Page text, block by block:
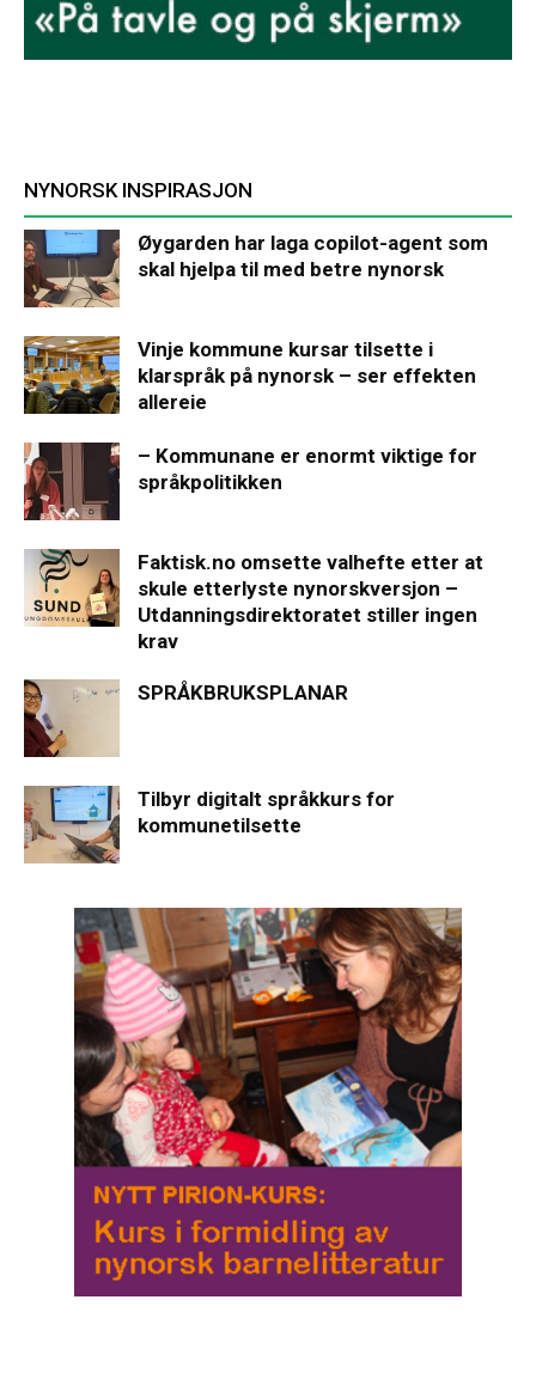
NYNORSK INSPIRASJON
Øygarden har laga copilot-agent som
skal hjelpa til med betre nynorsk
Vinje kommune kursar tilsette i
klarspråk på nynorsk – ser effekten
allereie
– Kommunane er enormt viktige for
språkpolitikken
Faktisk.no omsette valhefte etter at
skule etterlyste nynorskversjon –
Utdanningsdirektoratet stiller ingen
krav
SPRÅKBRUKSPLANAR
Tilbyr digitalt språkkurs for
kommunetilsette